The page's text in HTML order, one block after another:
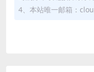
4、本站唯一邮箱：